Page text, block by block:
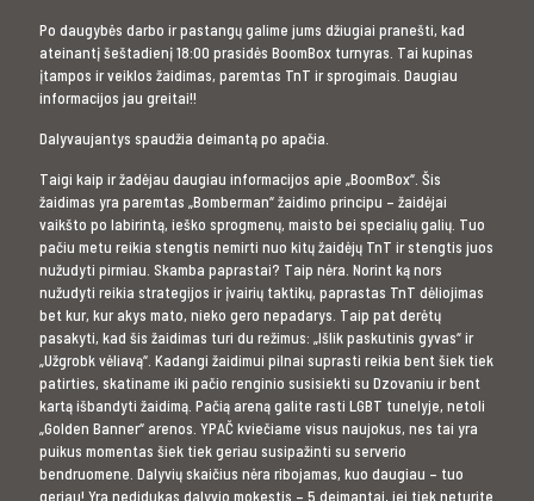
Po daugybės darbo ir pastangų galime jums džiugiai pranešti, kad
ateinantį šeštadienį 18:00 prasidės BoomBox turnyras. Tai kupinas
įtampos ir veiklos žaidimas, paremtas TnT ir sprogimais. Daugiau
informacijos jau greitai!!
Dalyvaujantys spaudžia deimantą po apačia.
Taigi kaip ir žadėjau daugiau informacijos apie „BoomBox“. Šis
žaidimas yra paremtas „Bomberman“ žaidimo principu – žaidėjai
vaikšto po labirintą, ieško sprogmenų, maisto bei specialių galių. Tuo
pačiu metu reikia stengtis nemirti nuo kitų žaidėjų TnT ir stengtis juos
nužudyti pirmiau. Skamba paprastai? Taip nėra. Norint ką nors
nužudyti reikia strategijos ir įvairių taktikų, paprastas TnT dėliojimas
bet kur, kur akys mato, nieko gero nepadarys. Taip pat derėtų
pasakyti, kad šis žaidimas turi du režimus: „Išlik paskutinis gyvas“ ir
„Užgrobk vėliavą“. Kadangi žaidimui pilnai suprasti reikia bent šiek tiek
patirties, skatiname iki pačio renginio susisiekti su Dzovaniu ir bent
kartą išbandyti žaidimą. Pačią areną galite rasti LGBT tunelyje, netoli
„Golden Banner“ arenos. YPAČ kviečiame visus naujokus, nes tai yra
puikus momentas šiek tiek geriau susipažinti su serverio
bendruomene. Dalyvių skaičius nėra ribojamas, kuo daugiau – tuo
geriau! Yra nedidukas dalyvio mokestis – 5 deimantai, jei tiek neturite